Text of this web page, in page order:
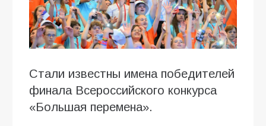
Стали известны имена победителей
финала Всероссийского конкурса
«Большая перемена».